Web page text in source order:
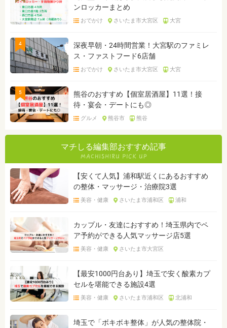
ンロッカーまとめ
おでかけ さいたま市大宮区 大宮
4
深夜早朝・24時間営業！大宮駅のファミレ
ス・ファストフード6店舗
おでかけ さいたま市大宮区 大宮
5
熊谷のおすすめ【個室居酒屋】11選！接
待・宴会・デートにも◎
グルメ 熊谷市 熊谷
マチしる編集部おすすめ記事
【安くて人気】浦和駅近くにあるおすすめ
の整体・マッサージ・治療院3選
美容・健康 さいたま市浦和区 浦和
カップル・友達におすすめ！埼玉県内でペ
ア予約ができる人気マッサージ店5選
美容・健康 さいたま市大宮区
【最安1000円台あり】埼玉で安く酸素カプ
セルを堪能できる施設4選
美容・健康 さいたま市浦和区 北浦和
埼玉で「ボキボキ整体」が人気の整体院・